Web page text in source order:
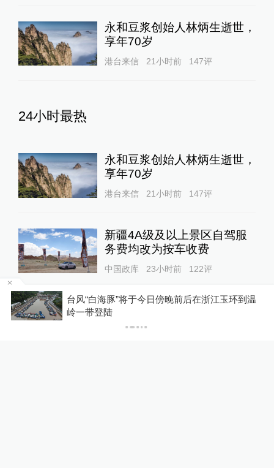
永和豆浆创始人林炳生逝世，
享年70岁
港台来信 21小时前 147评
24小时最热
永和豆浆创始人林炳生逝世，
享年70岁
港台来信 21小时前 147评
新疆4A级及以上景区自驾服
务费均改为按车收费
中国政库 23小时前 122评
“青海和兰州在抢一碗面？”青
海媒体：这种说法，格局小了
台风“白海豚”将于今日傍晚前后在浙江玉环到温
岭一带登陆